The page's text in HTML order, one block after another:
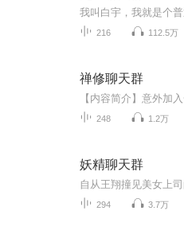
216 112.5万
禅修聊天群
248 1.2万
妖精聊天群
294 3.7万